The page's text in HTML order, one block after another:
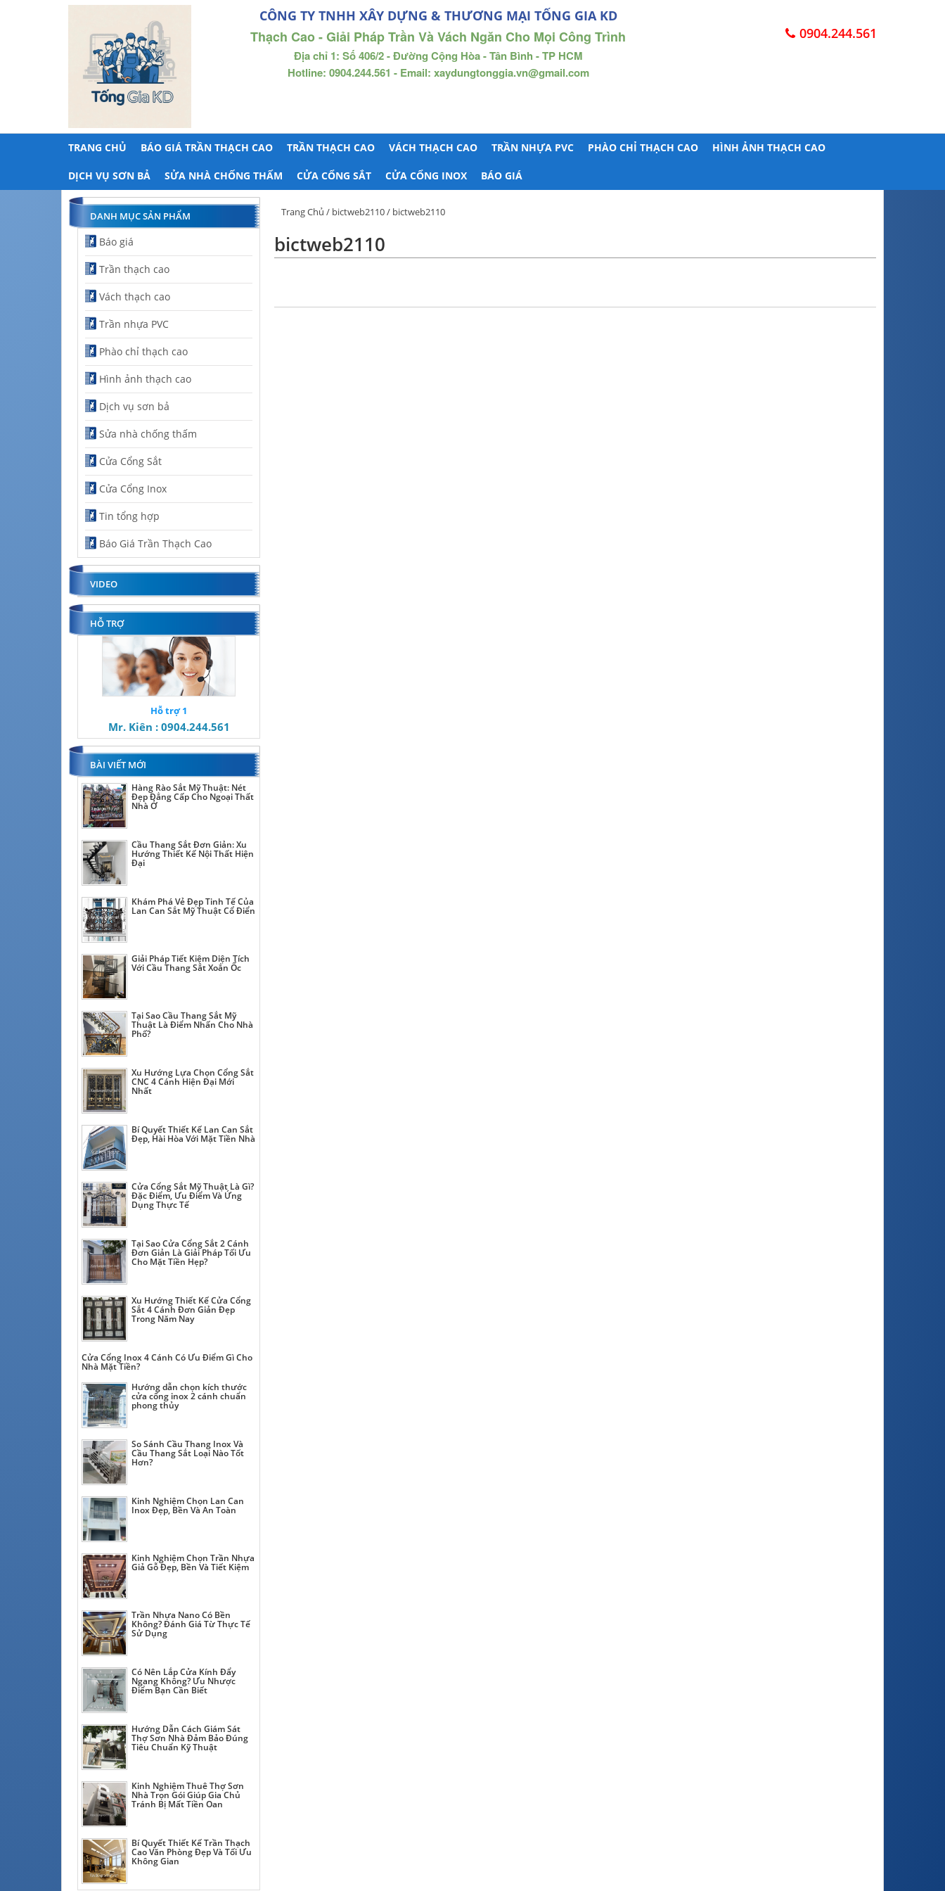
CÔNG TY TNHH XÂY DỰNG & THƯƠNG MẠI TỐNG GIA KD
Thạch Cao - Giải Pháp Trần Và Vách Ngăn Cho Mọi Công Trình
Địa chỉ 1: Số 406/2 - Đường Cộng Hòa - Tân Bình - TP HCM
Hotline: 0904.244.561 - Email: xaydungtonggia.vn@gmail.com
0904.244.561
TRANG CHỦ BÁO GIÁ TRẦN THẠCH CAO TRẦN THẠCH CAO VÁCH THẠCH CAO TRẦN NHỰA PVC PHÀO CHỈ THẠCH CAO HÌNH ẢNH THẠCH CAO
DỊCH VỤ SƠN BẢ SỬA NHÀ CHỐNG THẤM CỬA CỔNG SẮT CỬA CỔNG INOX BÁO GIÁ
Trang Chủ / bictweb2110/ bictweb2110
bictweb2110
DANH MỤC SẢN PHẨM
Báo giá
Trần thạch cao
Vách thạch cao
Trần nhựa PVC
Phào chỉ thạch cao
Hình ảnh thạch cao
Dịch vụ sơn bả
Sửa nhà chống thấm
Cửa Cổng Sắt
Cửa Cổng Inox
Tin tổng hợp
Báo Giá Trần Thạch Cao
VIDEO
HỖ TRỢ
Hỗ trợ 1
Mr. Kiên : 0904.244.561
BÀI VIẾT MỚI
Hàng Rào Sắt Mỹ Thuật: Nét
Đẹp Đẳng Cấp Cho Ngoại Thất
Nhà Ở
Cầu Thang Sắt Đơn Giản: Xu
Hướng Thiết Kế Nội Thất Hiện
Đại
Khám Phá Vẻ Đẹp Tinh Tế Của
Lan Can Sắt Mỹ Thuật Cổ Điển
Giải Pháp Tiết Kiệm Diện Tích
Với Cầu Thang Sắt Xoắn Ốc
Tại Sao Cầu Thang Sắt Mỹ
Thuật Là Điểm Nhấn Cho Nhà
Phố?
Xu Hướng Lựa Chọn Cổng Sắt
CNC 4 Cánh Hiện Đại Mới
Nhất
Bí Quyết Thiết Kế Lan Can Sắt
Đẹp, Hài Hòa Với Mặt Tiền Nhà
Cửa Cổng Sắt Mỹ Thuật Là Gì?
Đặc Điểm, Ưu Điểm Và Ứng
Dụng Thực Tế
Tại Sao Cửa Cổng Sắt 2 Cánh
Đơn Giản Là Giải Pháp Tối Ưu
Cho Mặt Tiền Hẹp?
Xu Hướng Thiết Kế Cửa Cổng
Sắt 4 Cánh Đơn Giản Đẹp
Trong Năm Nay
Cửa Cổng Inox 4 Cánh Có Ưu Điểm Gì Cho
Nhà Mặt Tiền?
Hướng dẫn chọn kích thước
cửa cổng inox 2 cánh chuẩn
phong thủy
So Sánh Cầu Thang Inox Và
Cầu Thang Sắt Loại Nào Tốt
Hơn?
Kinh Nghiệm Chọn Lan Can
Inox Đẹp, Bền Và An Toàn
Kinh Nghiệm Chọn Trần Nhựa
Giả Gỗ Đẹp, Bền Và Tiết Kiệm
Trần Nhựa Nano Có Bền
Không? Đánh Giá Từ Thực Tế
Sử Dụng
Có Nên Lắp Cửa Kính Đẩy
Ngang Không? Ưu Nhược
Điểm Bạn Cần Biết
Hướng Dẫn Cách Giám Sát
Thợ Sơn Nhà Đảm Bảo Đúng
Tiêu Chuẩn Kỹ Thuật
Kinh Nghiệm Thuê Thợ Sơn
Nhà Trọn Gói Giúp Gia Chủ
Tránh Bị Mất Tiền Oan
Bí Quyết Thiết Kế Trần Thạch
Cao Văn Phòng Đẹp Và Tối Ưu
Không Gian